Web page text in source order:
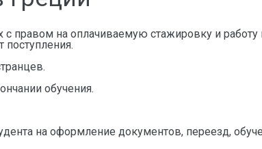
с правом на оплачиваемую стажировку и
поступления.
обучения.
на оформление документов, переезд,